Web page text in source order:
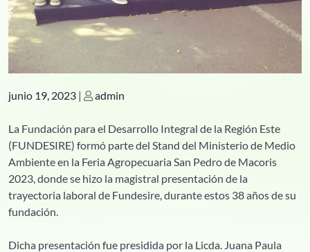
Publicado
junio 19, 2023 | Publicado
admin
La Fundación para el Desarrollo Integral de la Región Este
(FUNDESIRE) formó parte del Stand del Ministerio de Medio
Ambiente en la Feria Agropecuaria San Pedro de Macoris
2023, donde se hizo la magistral presentación de la
trayectoria laboral de Fundesire, durante estos 38 años de su
fundación.
Dicha presentación fue presidida por la Licda. Juana Paula